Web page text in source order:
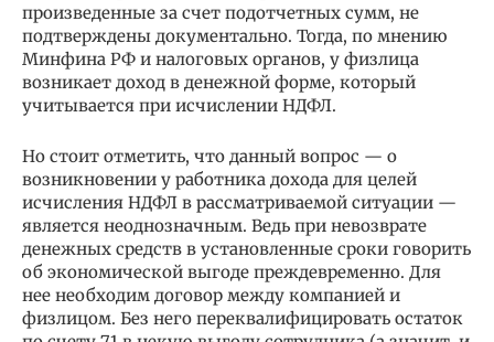
произведенные за счет подотчетных сумм, не
подтверждены документально. Тогда, по мнению
Минфина РФ и налоговых органов, у физлица
возникает доход в денежной форме, который
учитывается при исчислении НДФЛ.
Но стоит отметить, что данный вопрос — о
возникновении у работника дохода для целей
исчисления НДФЛ в рассматриваемой ситуации —
является неоднозначным. Ведь при невозврате
денежных средств в установленные сроки говорить
об экономической выгоде преждевременно. Для
нее необходим договор между компанией и
физлицом. Без него переквалифицировать остаток